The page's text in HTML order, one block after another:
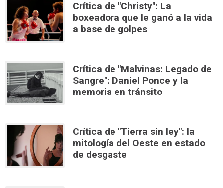
Crítica de "Christy": La
boxeadora que le ganó a la vida
a base de golpes
Crítica de "Malvinas: Legado de
Sangre": Daniel Ponce y la
memoria en tránsito
Crítica de "Tierra sin ley": la
mitología del Oeste en estado
de desgaste